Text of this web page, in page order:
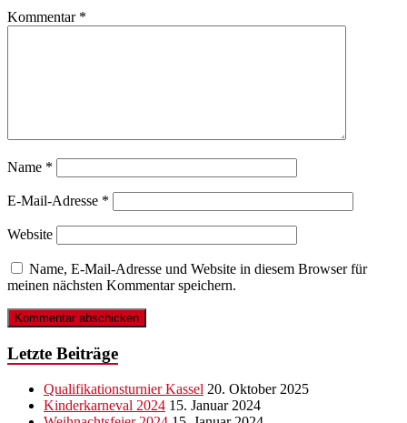
Kommentar *
Name *
E-Mail-Adresse *
Website
Name, E-Mail-Adresse und Website in diesem Browser für
meinen nächsten Kommentar speichern.
Letzte Beiträge
Qualifikationsturnier Kassel 20. Oktober 2025
Kinderkarneval 2024 15. Januar 2024